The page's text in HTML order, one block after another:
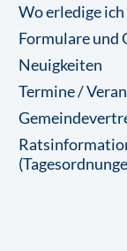
Wo erledige ich
Formulare und
Neuigkeiten
Termine /